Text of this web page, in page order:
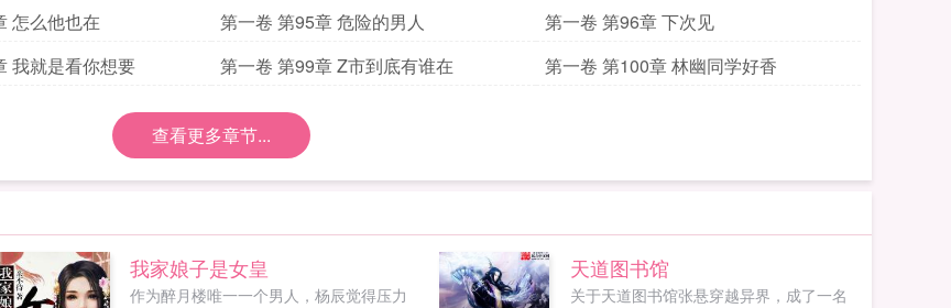
怎么他也在 第一卷 第95章 危险的男人
第一卷 第96章 下次见
我就是看你想要 第一卷 第99章 Z市到底有谁在 第一卷 第100章 林幽同学好香
查看更多章节...
我家娘子是女皇
作为醉月楼唯一一个男人，杨辰觉得压力
天道图书馆
关于天道图书馆张悬穿越异界，成了一名